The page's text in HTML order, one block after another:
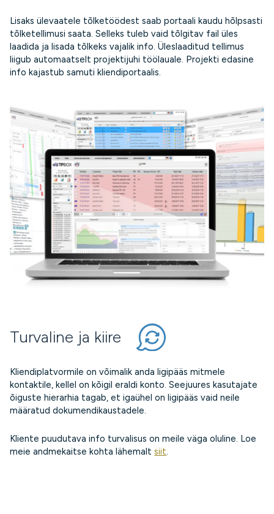
Lisaks ülevaatele tõlketöödest saab portaali kaudu hõlpsasti
tõlketellimusi saata. Selleks tuleb vaid tõlgitav fail üles
laadida ja lisada tõlkeks vajalik info. Üleslaaditud tellimus
liigub automaatselt projektijuhi töölauale. Projekti edasine
info kajastub samuti kliendiportaalis.
Turvaline ja kiire
Kliendiplatvormile on võimalik anda ligipääs mitmele
kontaktile, kellel on kõigil eraldi konto. Seejuures kasutajate
õiguste hierarhia tagab, et igaühel on ligipääs vaid neile
määratud dokumendikaustadele.
Kliente puudutava info turvalisus on meile väga oluline. Loe
meie andmekaitse kohta lähemaltsiit.